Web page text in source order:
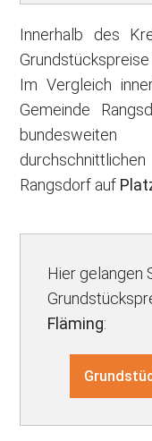
Innerhalb des
Im Vergleich
Gemeinde
Rangsdorf auf
Hier gelangen
Fläming: